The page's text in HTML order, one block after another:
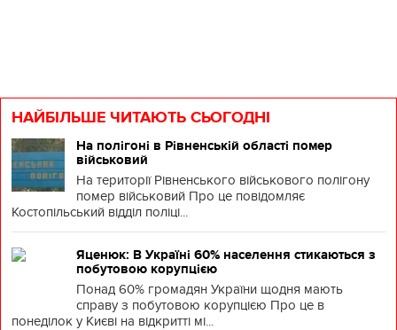
НАЙБІЛЬШЕ ЧИТАЮТЬ СЬОГОДНІ
На полігоні в Рівненській області помер
військовий
На території Рівненського військового полігону
помер військовий Про це повідомляє
Костопільський відділ поліці...
Яценюк: В Україні 60% населення стикаються з
побутовою корупцією
Понад 60% громадян України щодня мають
справу з побутовою корупцією Про це в
понеділок у Києві на відкритті мі...